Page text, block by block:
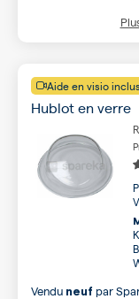
Aide en visio
Hublot en verre
Vendu neuf par